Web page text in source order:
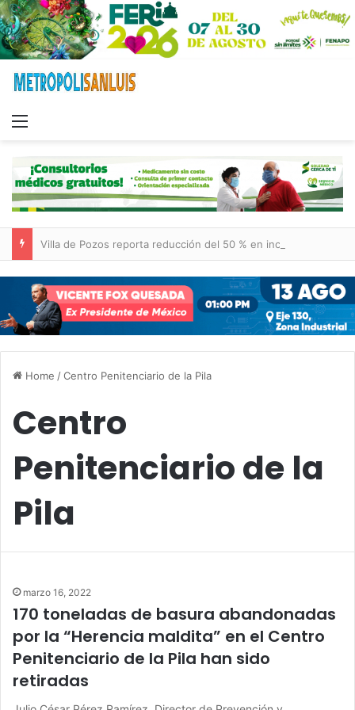
Home /Centro Penitenciario de la Pila
Centro
Penitenciario de la
Pila
marzo 16, 2022
170 toneladas de basura abandonadas
por la “Herencia maldita” en el Centro
Penitenciario de la Pila han sido
retiradas